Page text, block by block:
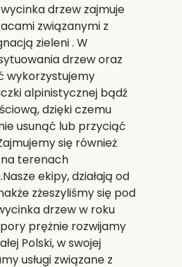
wycinka drzew zajmuje
związanymi z
zieleni . W
drzew oraz
wykorzystujemy
alpinistycznej bądź
dzięki czemu
usunąć lub przyciąć
się również
terenach
ekipy, działają od
zżeszyliśmy się pod
drzew w roku
prężnie rozwijamy
Polski, w swojej
usługi związane z